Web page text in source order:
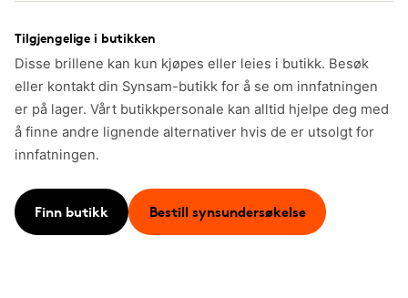
Tilgjengelige i butikken
Disse brillene kan kun kjøpes eller leies i butikk. Besøk
eller kontakt din Synsam-butikk for å se om innfatningen
er på lager. Vårt butikkpersonale kan alltid hjelpe deg med
å finne andre lignende alternativer hvis de er utsolgt for
innfatningen.
Finn butikk Bestill synsundersøkelse